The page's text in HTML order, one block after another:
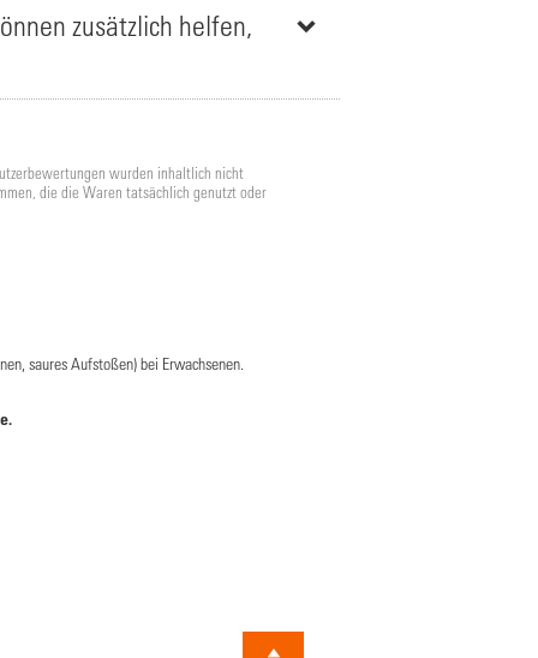
zusätzlich helfen,
wurden inhaltlich nicht
die die Waren tatsächlich genutzt oder
saures Aufstoßen) bei Erwachsenen.